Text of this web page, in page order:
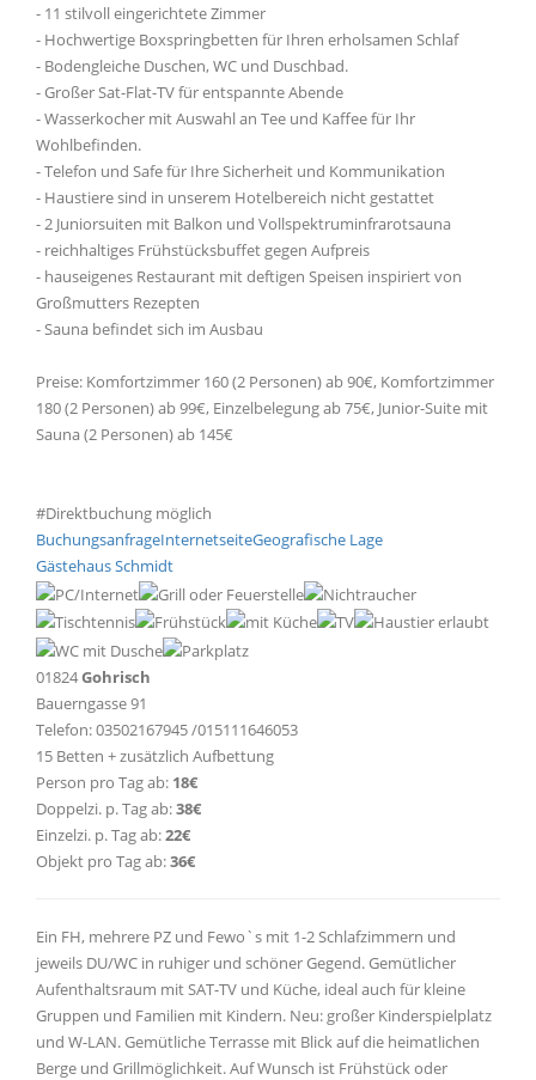
- 11 stilvoll eingerichtete Zimmer
- Hochwertige Boxspringbetten für Ihren erholsamen Schlaf
- Bodengleiche Duschen, WC und Duschbad.
- Großer Sat-Flat-TV für entspannte Abende
- Wasserkocher mit Auswahl an Tee und Kaffee für Ihr
Wohlbefinden.
- Telefon und Safe für Ihre Sicherheit und Kommunikation
- Haustiere sind in unserem Hotelbereich nicht gestattet
- 2 Juniorsuiten mit Balkon und Vollspektruminfrarotsauna
- reichhaltiges Frühstücksbuffet gegen Aufpreis
- hauseigenes Restaurant mit deftigen Speisen inspiriert von
Großmutters Rezepten
- Sauna befindet sich im Ausbau
Preise: Komfortzimmer 160 (2 Personen) ab 90€, Komfortzimmer
180 (2 Personen) ab 99€, Einzelbelegung ab 75€, Junior-Suite mit
Sauna (2 Personen) ab 145€
#Direktbuchung möglich
BuchungsanfrageInternetseiteGeografische Lage
Gästehaus Schmidt
01824Gohrisch
Bauerngasse 91
Telefon: 03502167945 /015111646053
15 Betten + zusätzlich Aufbettung
Person pro Tag ab: 18€
Doppelzi. p. Tag ab:38€
Einzelzi. p. Tag ab:22€
Objekt pro Tag ab:36€
Ein FH, mehrere PZ und Fewo`s mit 1-2 Schlafzimmern und
jeweils DU/WC in ruhiger und schöner Gegend. Gemütlicher
Aufenthaltsraum mit SAT-TV und Küche, ideal auch für kleine
Gruppen und Familien mit Kindern. Neu: großer Kinderspielplatz
und W-LAN. Gemütliche Terrasse mit Blick auf die heimatlichen
Berge und Grillmöglichkeit. Auf Wunsch ist Frühstück oder